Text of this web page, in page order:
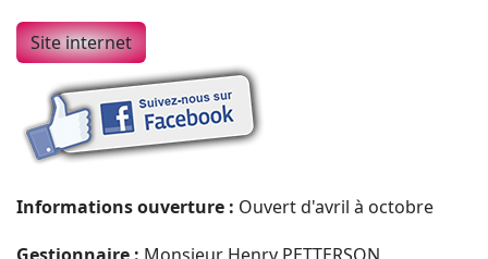
Site internet
Informations ouverture : Ouvert d'avril à octobre